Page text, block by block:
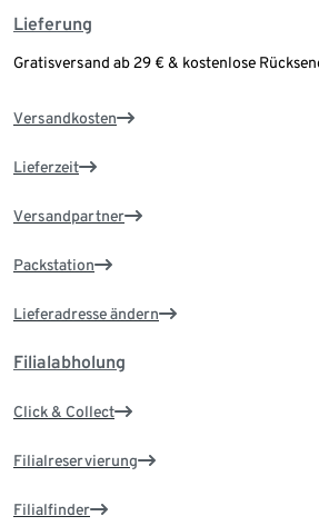
Lieferung
Gratisversand ab 29 € & kostenlose
Versandkosten
Lieferzeit
Versandpartner
Packstation
Lieferadresse ändern
Filialabholung
Click & Collect
Filialreservierung
Filialfinder